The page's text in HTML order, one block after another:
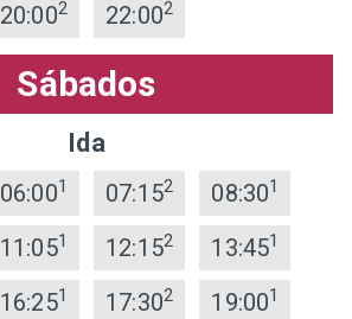
20:002 22:002
Sábados
Ida
06:001 07:152 08:301
11:051 12:152 13:451
16:251 17:302 19:001